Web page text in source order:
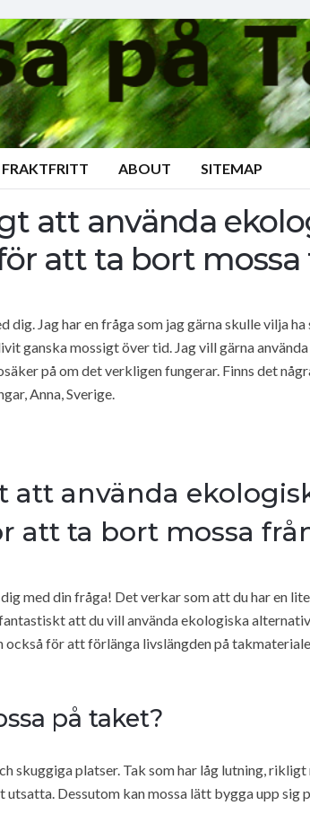
ABOUT SITEMAP
att använda
att ta bort mossa
dig. Jag har en fråga som jag gärna skulle vilja
ganska mossigt över tid. Jag vill gärna
på om det verkligen fungerar. Finns det
Anna, Sverige.
att använda
att ta bort mossa
med din fråga! Det verkar som att du har en
att du vill använda ekologiska
för att förlänga livslängden på
på taket?
skuggiga platser. Tak som har låg lutning,
Dessutom kan mossa lätt bygga upp sig